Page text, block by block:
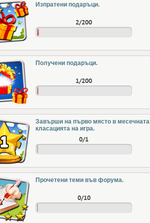
Изпратени подаръци.
2/200
Получени подаръци.
1/200
Завърши на първо място в месечната
класацията на игра.
0/1
Прочетени теми във форума.
0/10